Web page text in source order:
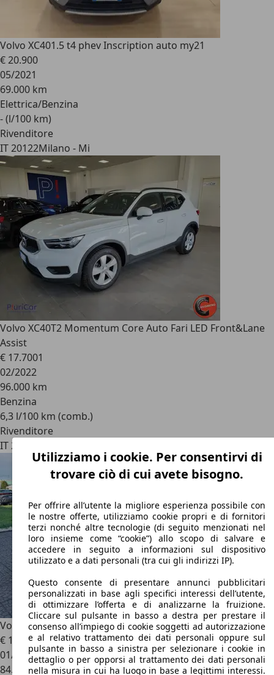
Volvo XC401.5 t4 phev Inscription auto my21
€ 20.900
05/2021
69.000 km
Elettrica/Benzina
- (l/100 km)
Rivenditore
IT 20122Milano - Mi
Volvo XC40T2 Momentum Core Auto Fari LED Front&Lane
Assist
€ 17.7001
02/2022
96.000 km
Benzina
6,3 l/100 km (comb.)
Rivenditore
IT 26022
Volvo XC40XC40 2.0 d3 R-design my20
€ 19.900
01/2020
84.000 km
Utilizziamo i cookie. Per consentirvi di
trovare ciò di cui avete bisogno.
Per offrire all’utente la migliore esperienza possibile con
le nostre offerte, utilizziamo cookie propri e di fornitori
terzi nonché altre tecnologie (di seguito menzionati nel
loro insieme come “cookie”) allo scopo di salvare e
accedere in seguito a informazioni sul dispositivo
utilizzato e a dati personali (tra cui gli indirizzi IP).
Questo consente di presentare annunci pubblicitari
personalizzati in base agli specifici interessi dell’utente,
di ottimizzare l’offerta e di analizzarne la fruizione.
Cliccare sul pulsante in basso a destra per prestare il
consenso all’impiego di cookie soggetti ad autorizzazione
e al relativo trattamento dei dati personali oppure sul
pulsante in basso a sinistra per selezionare i cookie in
dettaglio o per opporsi al trattamento dei dati personali
nella misura in cui ha luogo in base a legittimi interessi.